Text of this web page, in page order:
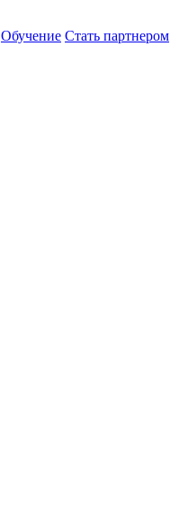
Обучение Стать партнером